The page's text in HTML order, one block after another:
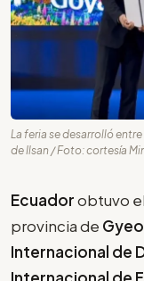
La feria se desarrolló
de Ilsan / Foto: cortesía
Ecuadorobtuvo el
provincia de
Internacional de